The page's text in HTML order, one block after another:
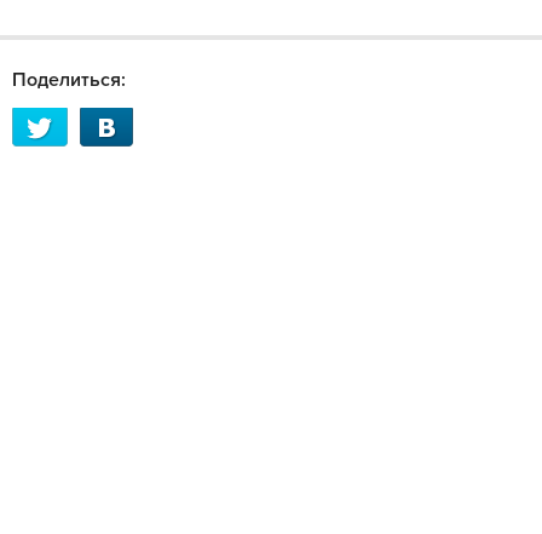
Поделиться: